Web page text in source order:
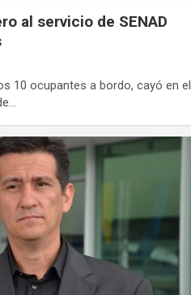
al servicio de SENAD
10 ocupantes a bordo, cayó en el